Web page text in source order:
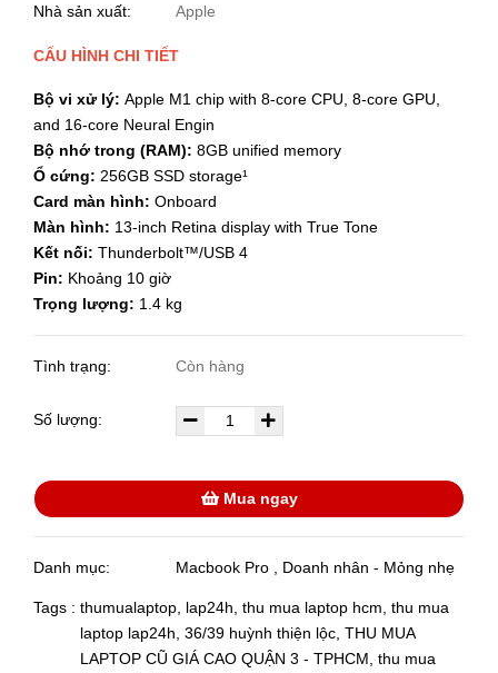
Nhà sản xuất: Apple
CẤU HÌNH CHI TIẾT
Bộ vi xử lý: Apple M1 chip with 8-core CPU, 8-core GPU,
and 16-core Neural Engin
Bộ nhớ trong (RAM): 8GB unified memory
Ổ cứng: 256GB SSD storage¹
Card màn hình: Onboard
Màn hình: 13-inch Retina display with True Tone
Kết nối: Thunderbolt™/USB 4
Pin: Khoảng 10 giờ
Trọng lượng: 1.4 kg
Tình trạng: Còn hàng
Số lượng:
Mua ngay
Danh mục: Macbook Pro Doanh nhân - Mỏng nhẹ
Tags : thumualaptop lap24h thu mua laptop hcm thu mua
laptop lap24h 36/39 huỳnh thiện lộc THU MUA
LAPTOP CŨ GIÁ CAO QUẬN 3 - TPHCM thu mua